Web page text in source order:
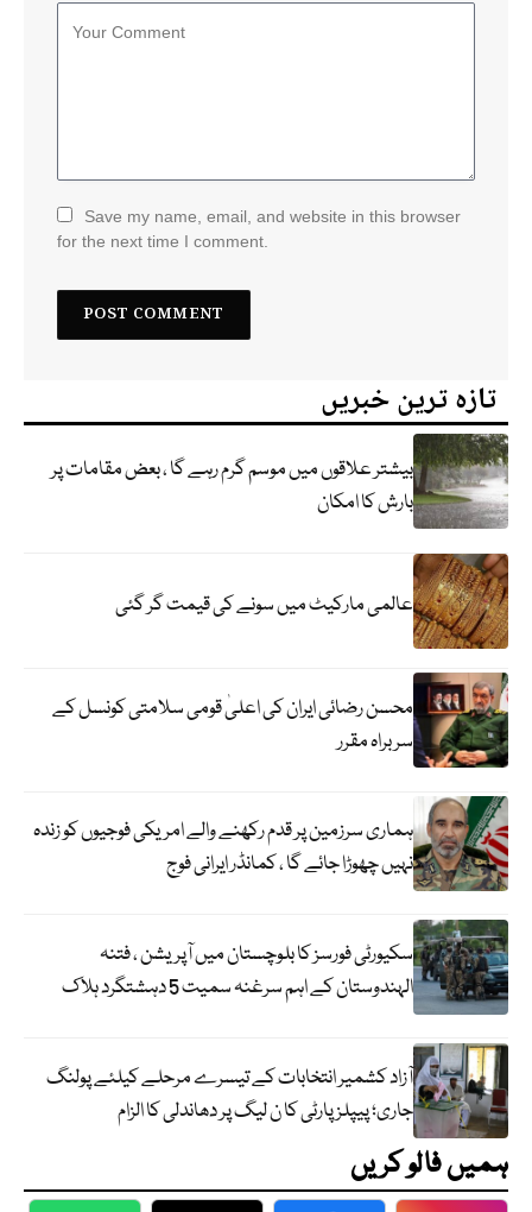
Save my name, email, and website in this browser
for the next time I comment.
تازہ ترین خبریں
بیشتر علاقوں میں موسم گرم رہے گا ، بعض مقامات پر
بارش کا امکان
عالمی مارکیٹ میں سونے کی قیمت گر گئی
محسن رضائی ایران کی اعلیٰ قومی سلامتی کونسل کے
سربراہ مقرر
ہماری سرزمین پر قدم رکھنے والے امریکی فوجیوں کو زندہ
نہیں چھوڑا جائے گا ، کمانڈر ایرانی فوج
سکیورٹی فورسز کا بلوچستان میں آپریشن ، فتنہ
الہندوستان کے اہم سرغنہ سمیت 5 دہشتگرد ہلاک
آزاد کشمیر انتخابات کے تیسرے مرحلے کیلئے پولنگ
جاری؛ پیپلز پارٹی کا ن لیگ پر دھاندلی کا الزام
ہمیں فالو کریں